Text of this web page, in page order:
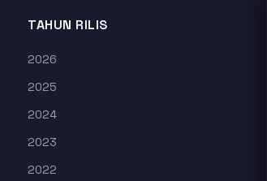
TAHUN RILIS
2026
2025
2024
2023
2022